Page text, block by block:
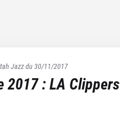
Jazzdu30/11/2017
2017:LA Clippers